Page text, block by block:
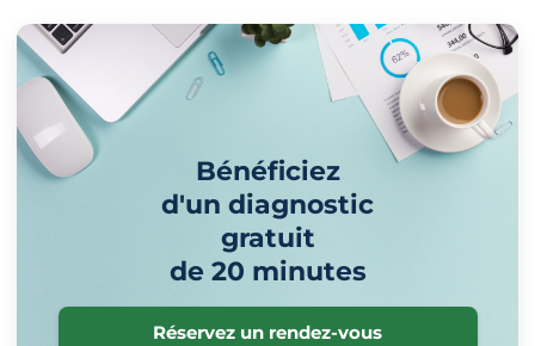
Bénéficiez
d'un diagnostic
gratuit
de 20 minutes
Réservez un rendez-vous